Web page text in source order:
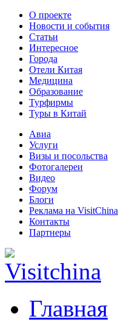
О проекте
Новости и события
Статьи
Интересное
Города
Отели Китая
Медицина
Образование
Турфирмы
Туры в Китай
Авиа
Услуги
Визы и посольства
Фотогалереи
Видео
Форум
Блоги
Реклама на VisitChina
Контакты
Партнеры
Главная